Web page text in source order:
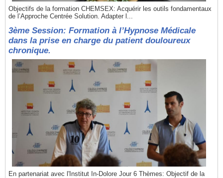
Objectifs de la formation CHEMSEX: Acquérir les outils fondamentaux
de l’Approche Centrée Solution. Adapter l...
3ème Session: Formation à l’Hypnose Médicale
dans la prise en charge du patient douloureux
chronique.
En partenariat avec l'Institut In-Dolore Jour 6 Thèmes: Objectif de la